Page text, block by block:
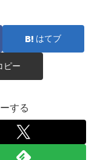
はてブ
ピー
する